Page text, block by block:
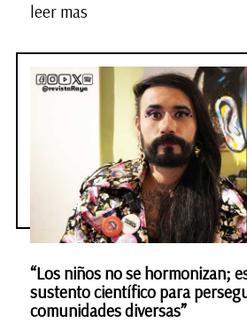
leer mas
“Los niños no se hormonizan;
sustento científico para
comunidades diversas”